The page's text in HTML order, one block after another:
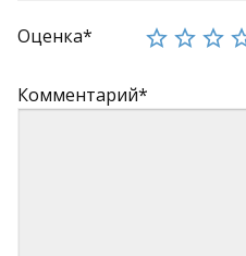
Оценка*
Комментарий*